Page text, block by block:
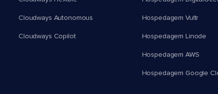
Cloudways Autonomous
Cloudways Copilot
Hospedagem Vultr
Hospedagem Linode
Hospedagem AWS
Hospedagem Google